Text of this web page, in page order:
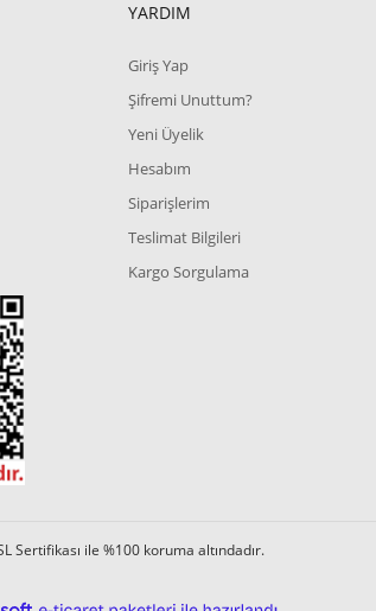
YARDIM
Giriş Yap
Şifremi Unuttum?
Yeni Üyelik
Hesabım
Siparişlerim
Teslimat Bilgileri
Kargo Sorgulama
Sertifikası ile %100 koruma altındadır.